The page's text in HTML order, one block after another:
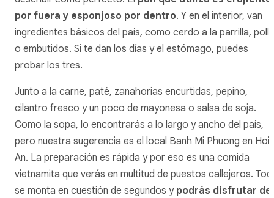
por fuera y esponjoso por dentro. Y en el interior, van
ingredientes básicos del país, como cerdo a la parrilla,
o embutidos. Si te dan los días y el estómago, puedes
probar los tres.
Junto a la carne, paté, zanahorias encurtidas, pepino,
cilantro fresco y un poco de mayonesa o salsa de soja.
Como la sopa, lo encontrarás a lo largo y ancho del país,
pero nuestra sugerencia es el local Banh Mi Phuong en Hoi
An. La preparación es rápida y por eso es una comida
vietnamita que verás en multitud de puestos callejeros.
se monta en cuestión de segundos y podrás disfrutar de